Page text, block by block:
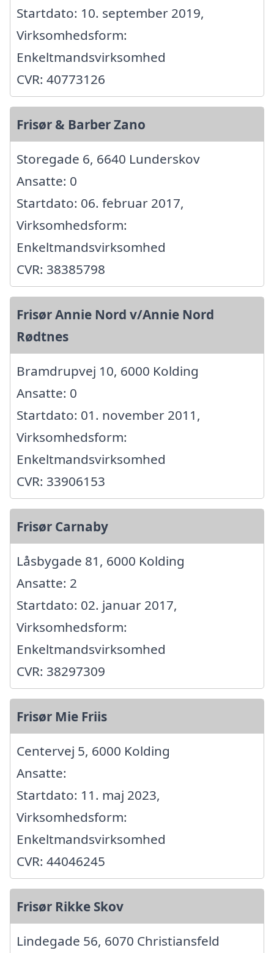
Startdato: 10. september 2019,
Virksomhedsform:
Enkeltmandsvirksomhed
CVR: 40773126
Frisør & Barber Zano
Storegade 6, 6640 Lunderskov
Ansatte: 0
Startdato: 06. februar 2017,
Virksomhedsform:
Enkeltmandsvirksomhed
CVR: 38385798
Frisør Annie Nord v/Annie Nord
Rødtnes
Bramdrupvej 10, 6000 Kolding
Ansatte: 0
Startdato: 01. november 2011,
Virksomhedsform:
Enkeltmandsvirksomhed
CVR: 33906153
Frisør Carnaby
Låsbygade 81, 6000 Kolding
Ansatte: 2
Startdato: 02. januar 2017,
Virksomhedsform:
Enkeltmandsvirksomhed
CVR: 38297309
Frisør Mie Friis
Centervej 5, 6000 Kolding
Ansatte:
Startdato: 11. maj 2023,
Virksomhedsform:
Enkeltmandsvirksomhed
CVR: 44046245
Frisør Rikke Skov
Lindegade 56, 6070 Christiansfeld